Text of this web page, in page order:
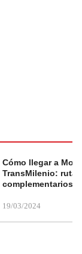
Cómo llegar a
TransMilenio:
complementarios
19/03/2024